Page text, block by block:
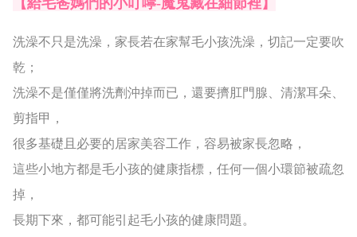
洗澡不只是洗澡，家長若在家幫毛小孩洗澡，切記一定要吹
乾；
洗澡不是僅僅將洗劑沖掉而已，還要擠肛門腺、清潔耳朵、
剪指甲，
很多基礎且必要的居家美容工作，容易被家長忽略，
這些小地方都是毛小孩的健康指標，任何一個小環節被疏忽
掉，
長期下來，都可能引起毛小孩的健康問題。